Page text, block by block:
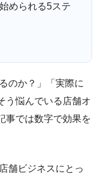
められる5ステ
のか？」「実際に
悩んでいる店舗オ
事では数字で効果を
舗ビジネスにとっ